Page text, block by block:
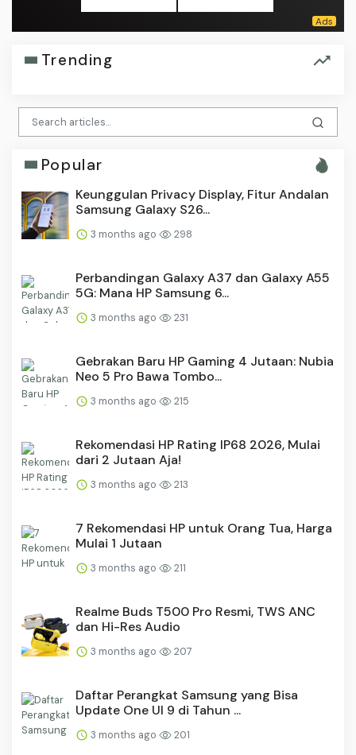
Trending
Popular
Keunggulan Privacy Display, Fitur Andalan
Samsung Galaxy S26...
3 months ago 298
Perbandingan Galaxy A37 dan Galaxy A55
5G: Mana HP Samsung 6...
3 months ago 231
Gebrakan Baru HP Gaming 4 Jutaan: Nubia
Neo 5 Pro Bawa Tombo...
3 months ago 215
Rekomendasi HP Rating IP68 2026, Mulai
dari 2 Jutaan Aja!
3 months ago 213
7 Rekomendasi HP untuk Orang Tua, Harga
Mulai 1 Jutaan
3 months ago 211
Realme Buds T500 Pro Resmi, TWS ANC
dan Hi-Res Audio
3 months ago 207
Daftar Perangkat Samsung yang Bisa
Update One UI 9 di Tahun ...
3 months ago 201